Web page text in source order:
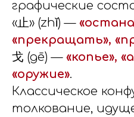
графические
«止» (zhǐ) —
«прекращать»,
戈 (gē) — «копье»,
«оружие».
Классическое
толкование,